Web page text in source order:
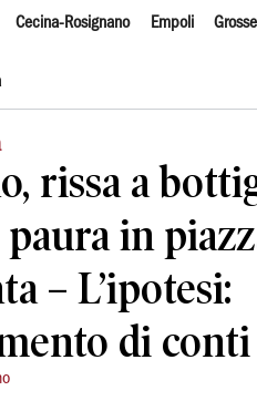
Cecina-Rosignano Empoli
rissa a
paura in
– L’ipotesi:
di conti